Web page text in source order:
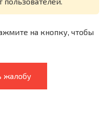
на кнопку, чтобы
жалобу